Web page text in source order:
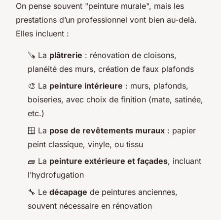
On pense souvent "peinture murale", mais les
prestations d’un professionnel vont bien au-delà.
Elles incluent :
🪚 La plâtrerie : rénovation de cloisons,
planéité des murs, création de faux plafonds
🎨 La peinture intérieure : murs, plafonds,
boiseries, avec choix de finition (mate, satinée,
etc.)
🪟 La pose de revêtements muraux : papier
peint classique, vinyle, ou tissu
🧱 La peinture extérieure et façades, incluant
l’hydrofugation
🔧 Le décapage de peintures anciennes,
souvent nécessaire en rénovation